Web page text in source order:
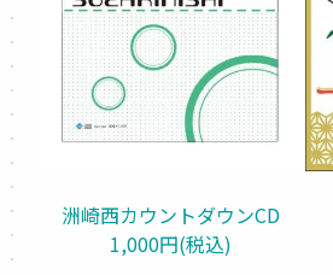
洲崎西カウントダウンCD
1,000円(税込)